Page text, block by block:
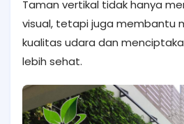
Taman vertikal tidak hanya
visual, tetapi juga membantu
kualitas udara dan
lebih sehat.